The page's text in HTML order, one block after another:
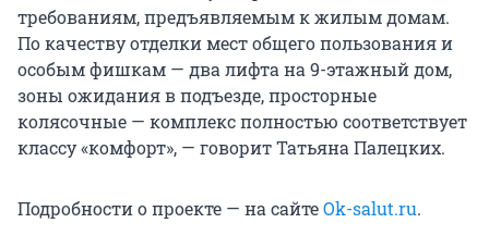
требованиям, предъявляемым к жилым домам.
По качеству отделки мест общего пользования и
особым фишкам — два лифта на 9-этажный дом,
зоны ожидания в подъезде, просторные
колясочные — комплекс полностью соответствует
классу «комфорт», — говорит Татьяна Палецких.
Подробности о проекте — на сайтеOk-salut.ru.